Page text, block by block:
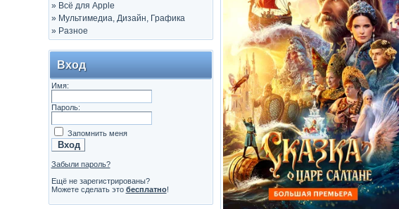
» Всё для Apple
» Мультимедиа, Дизайн, Графика
» Разное
Вход
Имя:
Пароль:
Запомнить меня
Забыли пароль?
Ещё не зарегистрированы?
Можете сделать это бесплатно!